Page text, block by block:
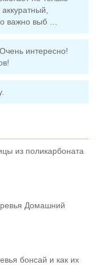
важно выб …
интересно!
из поликарбоната
Домашний
бонсай и как их